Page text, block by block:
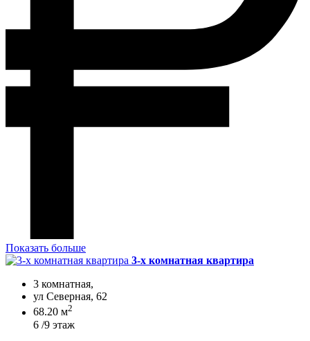
Показать больше
3-х комнатная квартира
3 комнатная,
ул Северная, 62
68.20 м2
6 /9 этаж